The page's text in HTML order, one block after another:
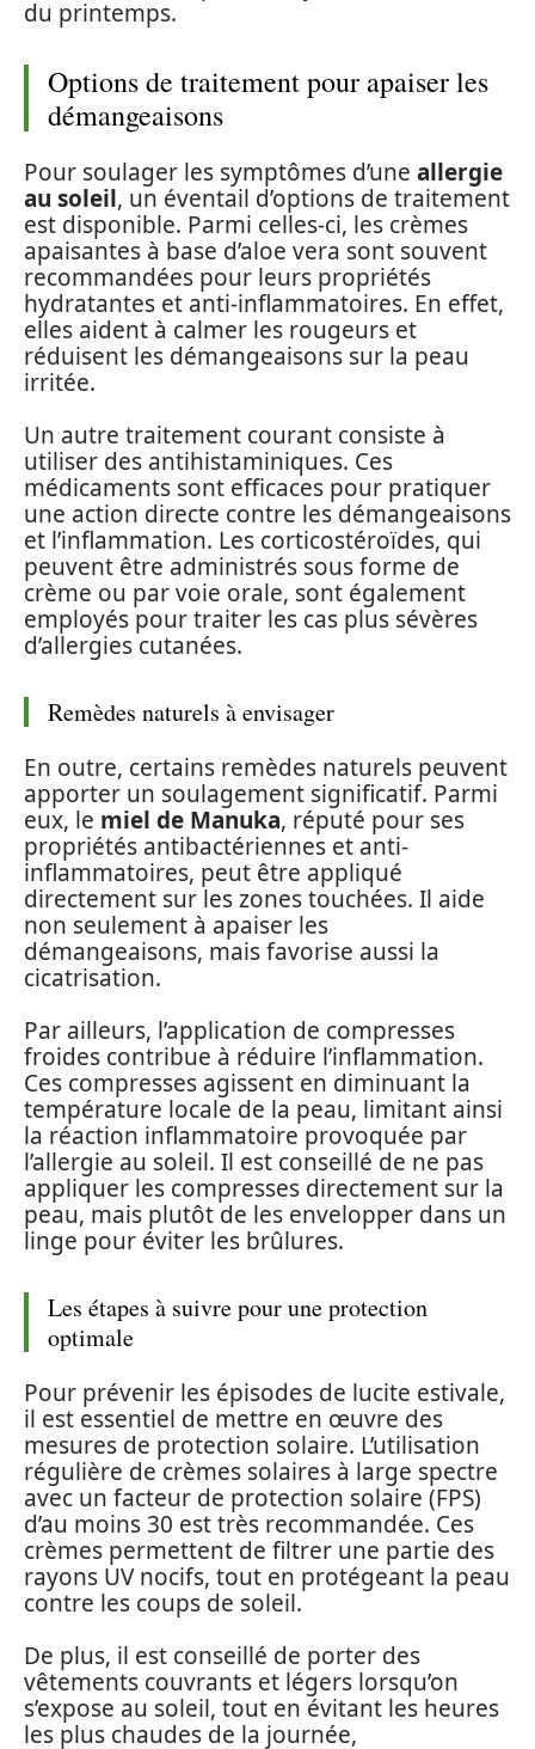
du printemps.
Options de traitement pour apaiser les
démangeaisons
Pour soulager les symptômes d’une allergie
au soleil, un éventail d’options de traitement
est disponible. Parmi celles-ci, les crèmes
apaisantes à base d’aloe vera sont souvent
recommandées pour leurs propriétés
hydratantes et anti-inflammatoires. En effet,
elles aident à calmer les rougeurs et
réduisent les démangeaisons sur la peau
irritée.
Un autre traitement courant consiste à
utiliser des antihistaminiques. Ces
médicaments sont efficaces pour pratiquer
une action directe contre les démangeaisons
et l’inflammation. Les corticostéroïdes, qui
peuvent être administrés sous forme de
crème ou par voie orale, sont également
employés pour traiter les cas plus sévères
d’allergies cutanées.
Remèdes naturels à envisager
En outre, certains remèdes naturels peuvent
apporter un soulagement significatif. Parmi
eux, le miel de Manuka, réputé pour ses
propriétés antibactériennes et anti-
inflammatoires, peut être appliqué
directement sur les zones touchées. Il aide
non seulement à apaiser les
démangeaisons, mais favorise aussi la
cicatrisation.
Par ailleurs, l’application de compresses
froides contribue à réduire l’inflammation.
Ces compresses agissent en diminuant la
température locale de la peau, limitant ainsi
la réaction inflammatoire provoquée par
l’allergie au soleil. Il est conseillé de ne pas
appliquer les compresses directement sur la
peau, mais plutôt de les envelopper dans un
linge pour éviter les brûlures.
Les étapes à suivre pour une protection
optimale
Pour prévenir les épisodes de lucite estivale,
il est essentiel de mettre en œuvre des
mesures de protection solaire. L’utilisation
régulière de crèmes solaires à large spectre
avec un facteur de protection solaire (FPS)
d’au moins 30 est très recommandée. Ces
crèmes permettent de filtrer une partie des
rayons UV nocifs, tout en protégeant la peau
contre les coups de soleil.
De plus, il est conseillé de porter des
vêtements couvrants et légers lorsqu’on
s’expose au soleil, tout en évitant les heures
les plus chaudes de la journée,